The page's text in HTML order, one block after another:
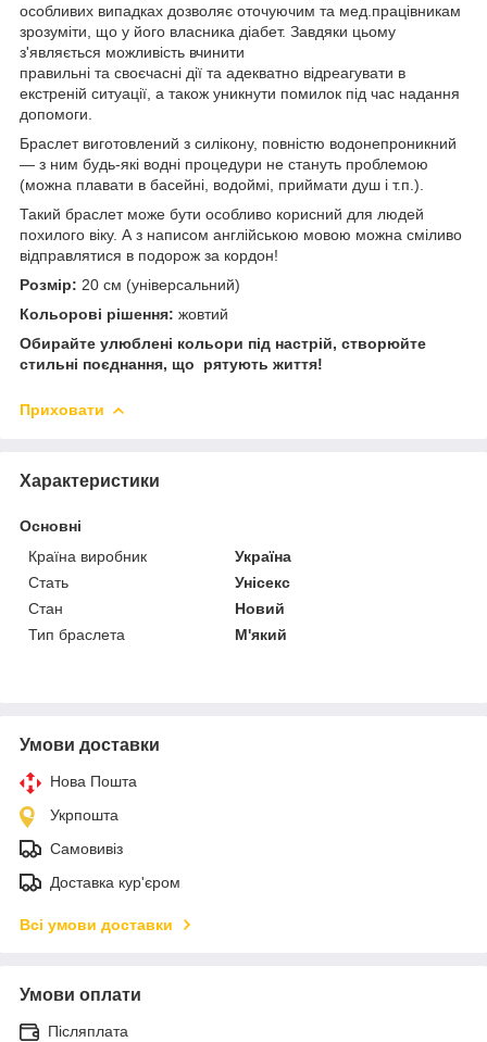
особливих випадках дозволяє оточуючим та мед.працівникам
зрозуміти, що у його власника діабет. Завдяки цьому
з'являється можливість вчинити
правильні та своєчасні дії та адекватно відреагувати в
екстреній ситуації, а також уникнути помилок під час надання
допомоги.
Браслет виготовлений з силікону, повністю водонепроникний
— з ним будь-які водні процедури не стануть проблемою
(можна плавати в басейні, водоймі, приймати душ і т.п.).
Такий браслет може бути особливо корисний для людей
похилого віку. А з написом англійською мовою можна сміливо
відправлятися в подорож за кордон!
Розмір: 20 см (універсальний)
Кольорові рішення: жовтий
Обирайте улюблені кольори під настрій, створюйте
стильні поєднання, що рятують життя!
Приховати
Характеристики
Основні
Країна виробник
Україна
Стать
Унісекс
Стан
Новий
Тип браслета
М'який
Умови доставки
Нова Пошта
Укрпошта
Самовивіз
Доставка кур'єром
Всі умови доставки
Умови оплати
Післяплата